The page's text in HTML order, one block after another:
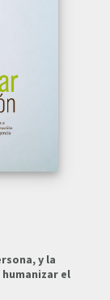
y la
el